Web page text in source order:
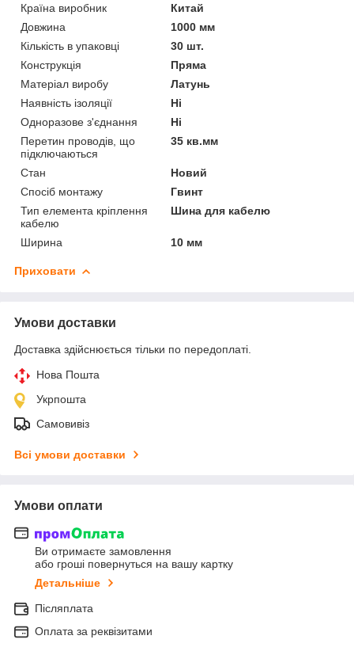
Країна виробник
Китай
Довжина
1000 мм
Кількість в упаковці
30 шт.
Конструкція
Пряма
Матеріал виробу
Латунь
Наявність ізоляції
Ні
Одноразове з'єднання
Ні
Перетин проводів, що
підключаються
35 кв.мм
Стан
Новий
Спосіб монтажу
Гвинт
Тип елемента кріплення
кабелю
Шина для кабелю
Ширина 10 мм
Приховати
Умови доставки
Доставка здійснюється тільки по передоплаті.
Нова Пошта
Укрпошта
Самовивіз
Всі умови доставки
Умови оплати
Ви отримаєте замовлення
або гроші повернуться на вашу картку
Детальніше
Післяплата
Оплата за реквізитами